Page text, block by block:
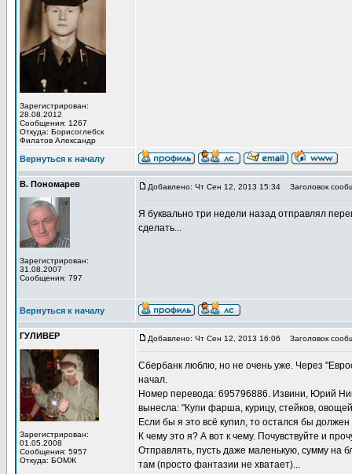
Зарегистрирован:
28.08.2012
Сообщения: 1267
Откуда: Борисоглебск
Филатов Александр
Вернуться к началу
В. Пономарев
Зарегистрирован:
31.08.2007
Сообщения: 797
Добавлено: Чт Сен 12, 2013 15:34 Заголовок
Я буквально три недели назад отправлял
сделать...
Вернуться к началу
ГУЛИВЕР
Зарегистрирован:
01.05.2008
Сообщения: 5957
Откуда: БОМЖ
Добавлено: Чт Сен 12, 2013 16:06 Заголовок
Сбербанк люблю, но не очень уже. Через
начал.
Номер перевода: 695796886. Извини, Юрий
вынесла: "Купи фарша, курицу, стейков,
Если бы я это всё купил, то остался бы должен
К чему это я? А вот к чему. Почувствуйте и
Отправлять, пусть даже маленькую, сумму на
там (просто фантазии не хватает)...